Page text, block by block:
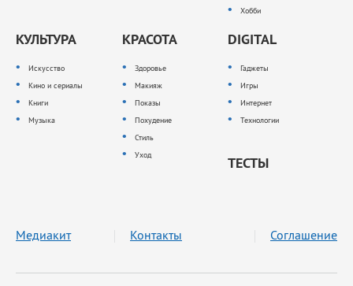
Хобби
КУЛЬТУРА
Искусство
Кино и сериалы
Книги
Музыка
КРАСОТА
Здоровье
Макияж
Показы
Похудение
Стиль
Уход
DIGITAL
Гаджеты
Игры
Интернет
Технологии
ТЕСТЫ
Медиакит Контакты Соглашение